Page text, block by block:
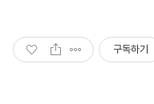
구독하기